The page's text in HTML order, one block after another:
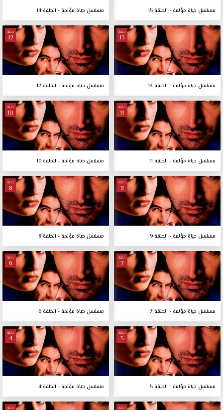
مسلسل حياة مؤلمة - الحلقة 15 مسلسل حياة مؤلمة - الحلقة 14
حلقة
13
مسلسل حياة مؤلمة - الحلقة 13
حلقة
12
مسلسل حياة مؤلمة - الحلقة 12
حلقة
11
مسلسل حياة مؤلمة - الحلقة 11
حلقة
10
مسلسل حياة مؤلمة - الحلقة 10
حلقة
9
مسلسل حياة مؤلمة - الحلقة 9
حلقة
8
مسلسل حياة مؤلمة - الحلقة 8
حلقة
7
مسلسل حياة مؤلمة - الحلقة 7
حلقة
6
مسلسل حياة مؤلمة - الحلقة 6
حلقة
5
مسلسل حياة مؤلمة - الحلقة 5
حلقة
4
مسلسل حياة مؤلمة - الحلقة 4
حلقة حلقة